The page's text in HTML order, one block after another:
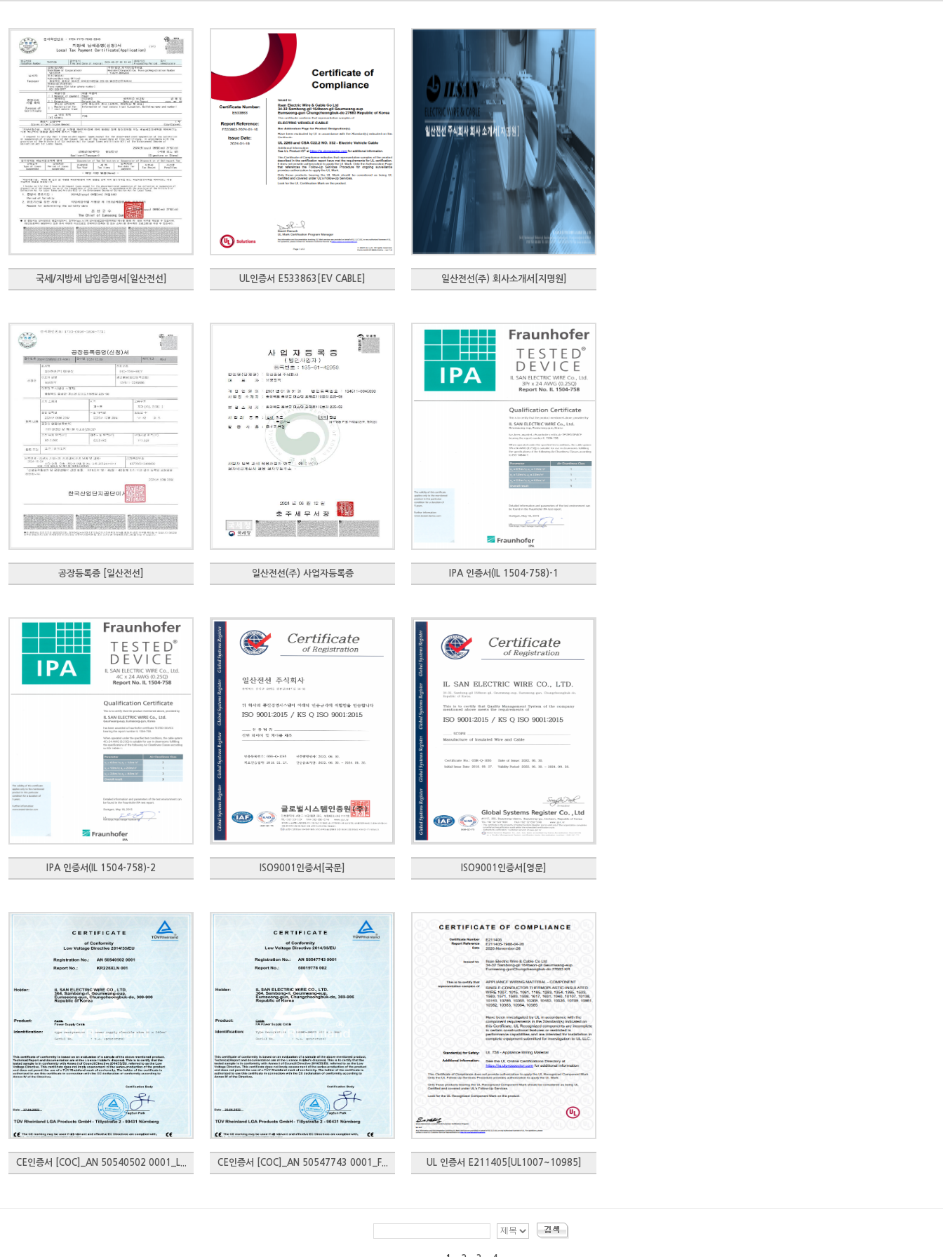
국세/지방세 납입증명서[일산전선] UL인증서 E533863[EV CABLE] 일산전선(주) 회사소개서[지명원]
공장등록증 [일산전선] 일산전선(주) 사업자등록증 IPA 인증서(IL 1504-758)-1
IPA 인증서(IL 1504-758)-2 ISO9001인증서[국문] ISO9001인증서[영문]
CE인증서 [COC]_AN 50540502 0001_L... CE인증서 [COC]_AN 50547743 0001_F... UL 인증서 E211405[UL1007~10985]